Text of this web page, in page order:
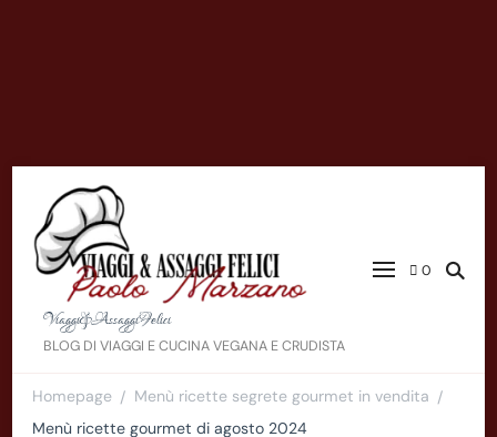
Viaggi&AssaggiFelici
BLOG DI VIAGGI E CUCINA VEGANA E CRUDISTA
0
Homepage / Menù ricette segrete gourmet in vendita /
Menù ricette gourmet di agosto 2024